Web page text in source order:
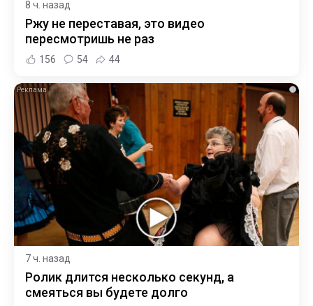
8 ч. назад
Ржу не переставая, это видео
пересмотришь не раз
156 54 44
i
7 ч. назад
Ролик длится несколько секунд, а
смеяться вы будете долго